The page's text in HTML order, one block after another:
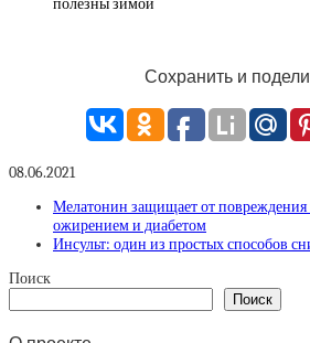
полезны зимой
Сохранить и
08.06.2021
Мелатонин защищает от повреждения
ожирением и диабетом
Инсульт: один из простых способов
Поиск
Поиск